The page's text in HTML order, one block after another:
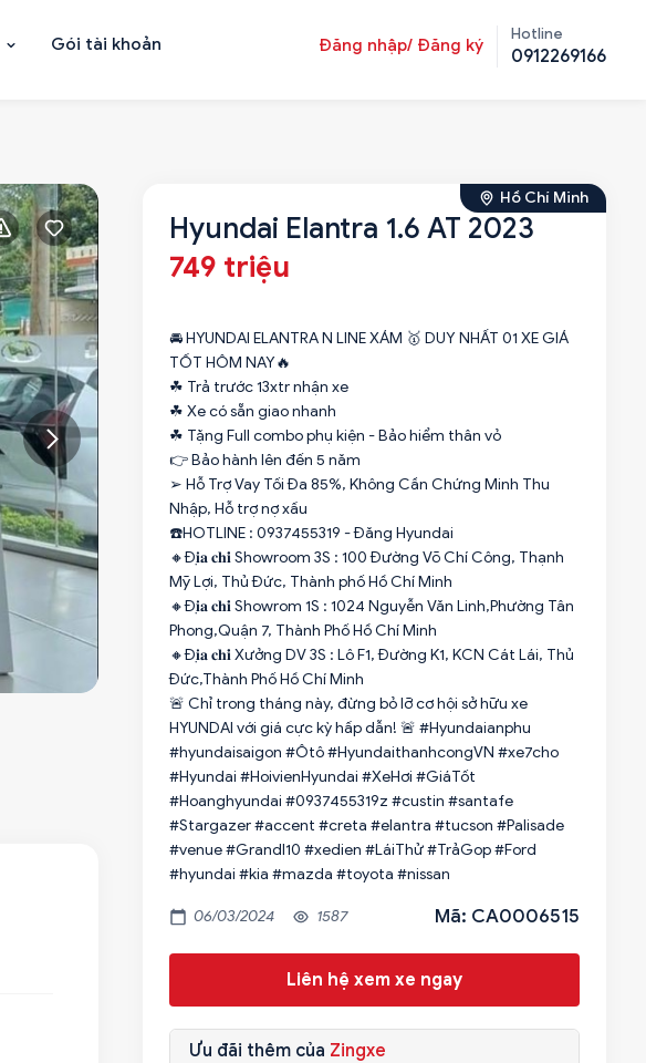
Gói tài khoản Đăng nhập/ Đăng ký
Hotline
0912269166
Hồ Chí Minh
Hyundai Elantra 1.6 AT 2023
749 triệu
🚘 HYUNDAI ELANTRA N LINE XÁM 🥇 DUY NHẤT 01 XE GIÁ
TỐT HÔM NAY🔥
☘ Trả trước 13xtr nhận xe
☘ Xe có sẵn giao nhanh
☘ Tặng Full combo phụ kiện - Bảo hiểm thân vỏ
👉 Bảo hành lên đến 5 năm
➢ Hỗ Trợ Vay Tối Đa 85%, Không Cần Chứng Minh Thu
Nhập, Hỗ trợ nợ xấu
☎️HOTLINE : 0937455319 - Đăng Hyundai
🔸Đ𝐢̣𝐚 𝐜𝐡𝐢̉ Showroom 3S : 100 Đường Võ Chí Công, Thạnh
Mỹ Lợi, Thủ Đức, Thành phố Hồ Chí Minh
🔸Đ𝐢̣𝐚 𝐜𝐡𝐢̉ Showrom 1S : 1024 Nguyễn Văn Linh,Phường Tân
Phong,Quận 7, Thành Phố Hồ Chí Minh
🔸Đ𝐢̣𝐚 𝐜𝐡𝐢̉ Xưởng DV 3S : Lô F1, Đường K1, KCN Cát Lái, Thủ
Đức,Thành Phố Hồ Chí Minh
🚨 Chỉ trong tháng này, đừng bỏ lỡ cơ hội sở hữu xe
HYUNDAI với giá cực kỳ hấp dẫn! 🚨 #Hyundaianphu
#hyundaisaigon #Ôtô #HyundaithanhcongVN #xe7cho
#Hyundai #HoivienHyundai #XeHơi #GiáTốt
#Hoanghyundai #0937455319z #custin #santafe
#Stargazer #accent #creta #elantra #tucson #Palisade
#venue #GrandI10 #xedien #LáiThử #TrảGop #Ford
#hyundai #kia #mazda #toyota #nissan
06/03/2024 1587 Mã: CA0006515
Liên hệ xem xe ngay
Ưu đãi thêm của Zingxe